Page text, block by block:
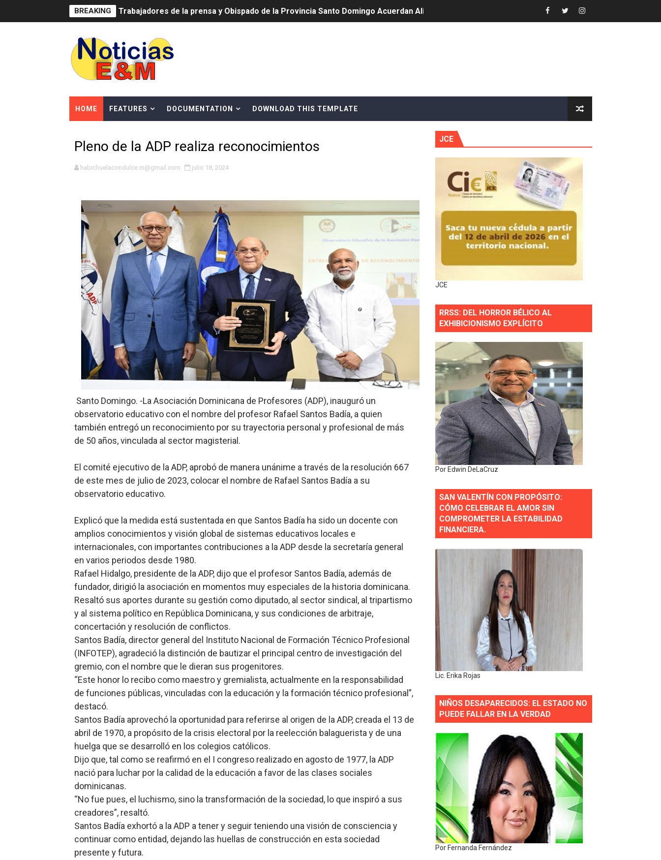
BREAKING Trabajadores de la prensa y Obispado de la Provincia Santo Domingo Acuerdan Alianza Estratégica para Impulsar el Desarrollo de Santo
Más de 180 dirigentes sindicales de las Américas se reúnen en República Dominicana para fortalecer el diálogo social y el trabajo decente
Restaurante Amigos es reconocido por sus cuatro décadas de excelencia en el sector gastronómico
Banco Popular escala 17 posiciones en los mil mejores bancos del mundo
SNS y el SRSO actualizan Manual de Comunicación Interna y Externa para fortalecer gestión comunicacional en salud
Osiris de León responde a Roberto Tineo y a Yeisy por sus críticas destempladas sobre Presa de Guaiguí: "Es ignorancia supina"
DGPCF: 55 años sembrando desarrollo y fortaleciendo la frontera dominicana
Operativo interagencial frena delitos ambientales y recupera terrenos en zonas protegidas del país
-Propeep y Gestión Presidencial encabezan entrega compensación a comerciantes impactados por la obra vial, en cumplimiento de un
Ministerio de Defensa siembra esperanza y protege el agua mediante Jornada de Reforestación en Manabao
MICM y CECCOM retienen 213,355 galones de combustibles y 46 millones de mercancías en lo que va de año
Bienes Nacionales recauda más de RD 57 millones en segunda subasta pública del año
Residentes en San Juan beneficiados con jornada asistencial de Desarrollo de la Comunidad y Ejército RD
El magistrado Henry Molina decidió no seguir en la Presidencia de la Suprema Corte de Justicia.
​Domingo Plácido critica la situación económica y califica de ineficiente la gestión del gobierno
Graduación XII Promoción Servicio Militar Voluntario
Fellito Suberví asegura en Carolina Mejía RD tiene la oportunidad histórica de elegir la primera mujer presidente de la República
Hipótesis policial sobre atentado a balazos en la avenida Abraham Lincoln y fallecer horas después
CESDN urge fortalecer el sistema eléctrico ante constantes apagones en Santo Domingo Norte
Digecac realizará Primer Festival de Plantas 2026
Josefa Castillo: Liderazgo y Transformación Social al Frente del INAIPI
Lee Ballester a los que se forman como agentes “Todo el equipo de la DGM debe acogerse a normas éticas y ser garante de los derechos de
Operativo Interinstitucional “Compromiso Ambiental 2.0”
HOME FEATURES DOCUMENTATION DOWNLOAD THIS TEMPLATE
Pleno de la ADP realiza reconocimientos
habichuelacondulce.m@gmail.com julio 18, 2024
Santo Domingo. -La Asociación Dominicana de Profesores (ADP), inauguró un
observatorio educativo con el nombre del profesor Rafael Santos Badía, a quien
también entregó un reconocimiento por su trayectoria personal y profesional de más
de 50 años, vinculada al sector magisterial.
El comité ejecutivo de la ADP, aprobó de manera unánime a través de la resolución 667
de este mes de julio de 2023, colocar el nombre de Rafael Santos Badía a su
observatorio educativo.
Explicó que la medida está sustentada en que Santos Badía ha sido un docente con
amplios conocimientos y visión global de sistemas educativos locales e
internacionales, con importantes contribuciones a la ADP desde la secretaría general
en varios periodos desde 1980.
Rafael Hidalgo, presidente de la ADP, dijo que el profesor Santos Badía, además de
fundador, dirigió la asociación en momentos muy especiales de la historia dominicana.
Resaltó sus aportes durante su gestión como diputado, al sector sindical, al tripartismo
y al sistema político en República Dominicana, y sus condiciones de arbitraje,
concertación y resolución de conflictos.
Santos Badía, director general del Instituto Nacional de Formación Técnico Profesional
(INFOTEP), agradeció la distinción de bautizar el principal centro de investigación del
gremio, con el nombre que le dieran sus progenitores.
“Este honor lo recibo como maestro y gremialista, actualmente en la responsabilidad
de funciones públicas, vinculadas con la educación y la formación técnico profesional”,
destacó.
Santos Badía aprovechó la oportunidad para referirse al origen de la ADP, creada el 13 de
abril de 1970, a propósito de la crisis electoral por la reelección balaguerista y de una
huelga que se desarrolló en los colegios católicos.
Dijo que, tal como se reafirmó en el I congreso realizado en agosto de 1977, la ADP
nació para luchar por la calidad de la educación a favor de las clases sociales
dominicanas.
“No fue pues, el luchismo, sino la transformación de la sociedad, lo que inspiró a sus
creadores”, resaltó.
Santos Badía exhortó a la ADP a tener y seguir teniendo una visión de consciencia y
continuar como entidad, dejando las huellas de construcción en esta sociedad
presente y futura.
JCE
JCE
RRSS: DEL HORROR BÉLICO AL
EXHIBICIONISMO EXPLÍCITO
Por Edwin DeLaCruz
SAN VALENTÍN CON PROPÓSITO:
CÓMO CELEBRAR EL AMOR SIN
COMPROMETER LA ESTABILIDAD
FINANCIERA.
Lic. Erika Rojas
NIÑOS DESAPARECIDOS: EL ESTADO NO
PUEDE FALLAR EN LA VERDAD
Por Fernanda Fernández